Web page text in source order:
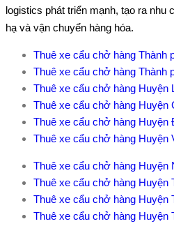
logistics phát triển mạnh, tạo ra nhu
hạ và vận chuyển hàng hóa.
Thuê xe cẩu chở hàng Thành
Thuê xe cẩu chở hàng Thành
Thuê xe cẩu chở hàng Huyện
Thuê xe cẩu chở hàng Huyện
Thuê xe cẩu chở hàng Huyện
Thuê xe cẩu chở hàng Huyện
Thuê xe cẩu chở hàng Huyện
Thuê xe cẩu chở hàng Huyện
Thuê xe cẩu chở hàng Huyện
Thuê xe cẩu chở hàng Huyện